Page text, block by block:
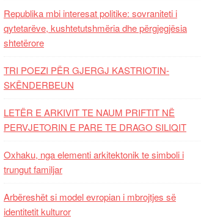
Republika mbi interesat politike: sovraniteti i
qytetarëve, kushtetutshmëria dhe përgjegjësia
shtetërore
TRI POEZI PËR GJERGJ KASTRIOTIN-
SKËNDERBEUN
LETËR E ARKIVIT TE NAUM PRIFTIT NË
PERVJETORIN E PARE TE DRAGO SILIQIT
Oxhaku, nga elementi arkitektonik te simboli i
trungut familjar
Arbëreshët si model evropian i mbrojtjes së
identitetit kulturor